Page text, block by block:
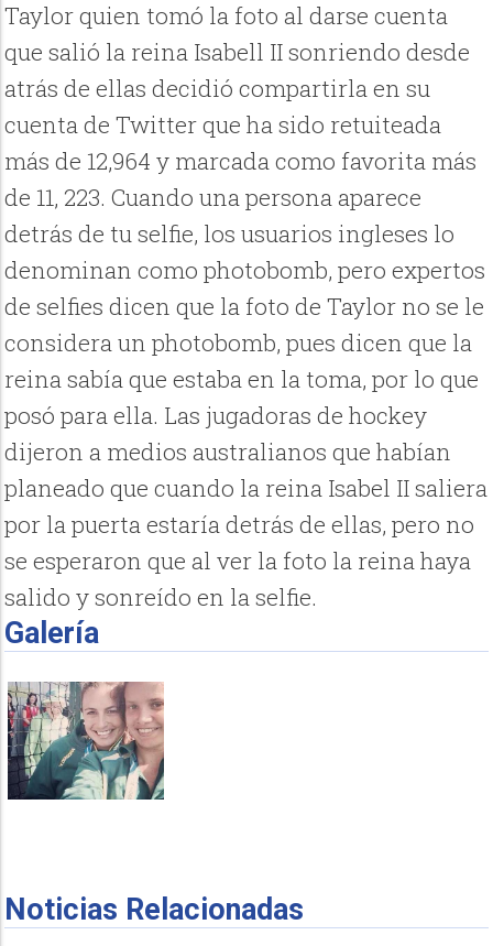
Taylor quien tomó la foto al darse cuenta
que salió la reina Isabell II sonriendo desde
atrás de ellas decidió compartirla en su
cuenta de Twitter que ha sido retuiteada
más de 12,964 y marcada como favorita más
de 11, 223. Cuando una persona aparece
detrás de tu selfie, los usuarios ingleses lo
denominan como photobomb, pero expertos
de selfies dicen que la foto de Taylor no se le
considera un photobomb, pues dicen que la
reina sabía que estaba en la toma, por lo que
posó para ella. Las jugadoras de hockey
dijeron a medios australianos que habían
planeado que cuando la reina Isabel II saliera
por la puerta estaría detrás de ellas, pero no
se esperaron que al ver la foto la reina haya
salido y sonreído en la selfie.
Galería
Noticias Relacionadas